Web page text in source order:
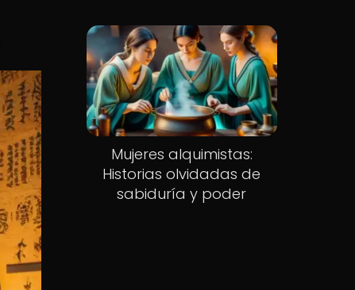
Mujeres alquimistas:
Historias olvidadas de
sabiduría y poder